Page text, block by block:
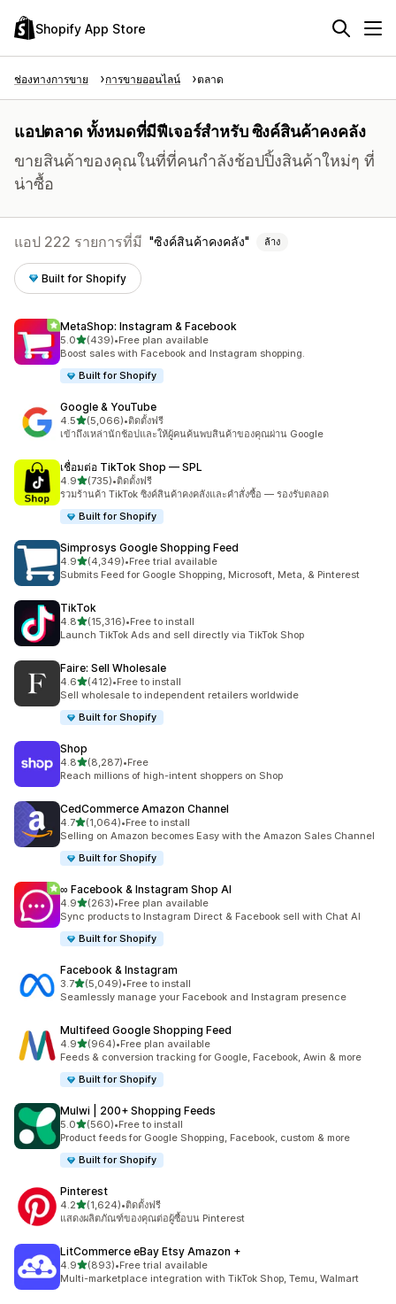
Shopify App Store
ช่องทางการขาย การขายออนไลน์ ตลาด
แอปตลาด ทั้งหมดที่มีฟีเจอร์สำหรับ ซิงค์สินค้าคงคลัง
ขายสินค้าของคุณในที่ที่คนกำลังช้อปปิ้งสินค้าใหม่ๆ ที่
น่าซื้อ
แอป 222 รายการที่มี ซิงค์สินค้าคงคลัง ล้าง
Built for Shopify
MetaShop: Instagram & Facebook
5.0เต็ม 5 ดาว
(439)
ทั้งหมด 439 รีวิว
•Free plan available
Boost sales with Facebook and Instagram shopping.
Built for Shopify
Google & YouTube
4.5เต็ม 5 ดาว
(5,066)
ทั้งหมด 5066 รีวิว
•ติดตั้งฟรี
เข้าถึงเหล่านักช้อปและให้ผู้คนค้นพบสินค้าของคุณผ่าน Google
เชื่อมต่อ TikTok Shop — SPL
4.9เต็ม 5 ดาว
(735)
ทั้งหมด 735 รีวิว
•ติดตั้งฟรี
รวมร้านค้า TikTok ซิงค์สินค้าคงคลังและคำสั่งซื้อ — รองรับตลอด
Built for Shopify
Simprosys Google Shopping Feed
4.9เต็ม 5 ดาว
(4,349)
ทั้งหมด 4349 รีวิว
•Free trial available
Submits Feed for Google Shopping, Microsoft, Meta, & Pinterest
TikTok
4.8เต็ม 5 ดาว
(15,316)
ทั้งหมด 15316 รีวิว
•Free to install
Launch TikTok Ads and sell directly via TikTok Shop
Faire: Sell Wholesale
4.6เต็ม 5 ดาว
(412)
ทั้งหมด 412 รีวิว
•Free to install
Sell wholesale to independent retailers worldwide
Built for Shopify
Shop
4.8เต็ม 5 ดาว
(8,287)
ทั้งหมด 8287 รีวิว
•Free
Reach millions of high-intent shoppers on Shop
CedCommerce Amazon Channel
4.7เต็ม 5 ดาว
(1,064)
ทั้งหมด 1064 รีวิว
•Free to install
Selling on Amazon becomes Easy with the Amazon Sales Channel
Built for Shopify
∞ Facebook & Instagram Shop AI
4.9เต็ม 5 ดาว
(263)
ทั้งหมด 263 รีวิว
•Free plan available
Sync products to Instagram Direct & Facebook sell with Chat AI
Built for Shopify
Facebook & Instagram
3.7เต็ม 5 ดาว
(5,049)
ทั้งหมด 5049 รีวิว
•Free to install
Seamlessly manage your Facebook and Instagram presence
Multifeed Google Shopping Feed
4.9เต็ม 5 ดาว
(964)
ทั้งหมด 964 รีวิว
•Free plan available
Feeds & conversion tracking for Google, Facebook, Awin & more
Built for Shopify
Mulwi | 200+ Shopping Feeds
5.0เต็ม 5 ดาว
(560)
ทั้งหมด 560 รีวิว
•Free to install
Product feeds for Google Shopping, Facebook, custom & more
Built for Shopify
Pinterest
4.2เต็ม 5 ดาว
(1,624)
ทั้งหมด 1624 รีวิว
•ติดตั้งฟรี
แสดงผลิตภัณฑ์ของคุณต่อผู้ซื้อบน Pinterest
LitCommerce eBay Etsy Amazon +
4.9เต็ม 5 ดาว
(893)
ทั้งหมด 893 รีวิว
•Free trial available
Multi-marketplace integration with TikTok Shop, Temu, Walmart